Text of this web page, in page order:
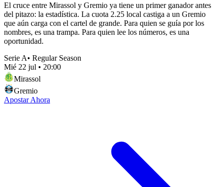
El cruce entre Mirassol y Gremio ya tiene un primer ganador antes
del pitazo: la estadística. La cuota 2.25 local castiga a un Gremio
que aún carga con el cartel de grande. Para quien se guía por los
nombres, es una trampa. Para quien lee los números, es una
oportunidad.
Serie A• Regular Season
Mié 22 jul • 20:00
Mirassol
Gremio
Apostar Ahora